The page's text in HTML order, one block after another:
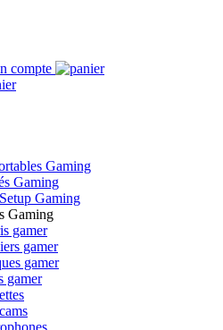
compte
Gaming
Gaming
Gaming
Gaming
gamer
gamer
gamer
gamer